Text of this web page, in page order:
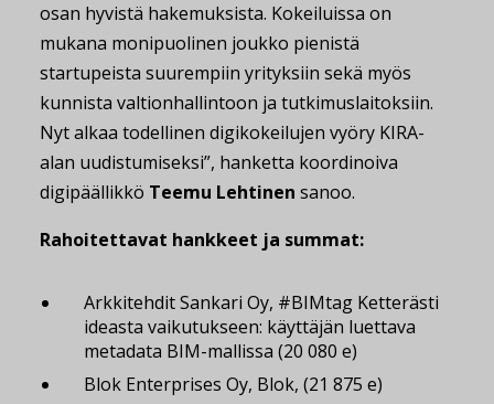
osan hyvistä hakemuksista. Kokeiluissa on
mukana monipuolinen joukko pienistä
startupeista suurempiin yrityksiin sekä myös
kunnista valtionhallintoon ja tutkimuslaitoksiin.
Nyt alkaa todellinen digikokeilujen vyöry KIRA-
alan uudistumiseksi”, hanketta koordinoiva
digipäällikkö Teemu Lehtinen sanoo.
Rahoitettavat hankkeet ja summat:
Arkkitehdit Sankari Oy, #BIMtag Ketterästi
ideasta vaikutukseen: käyttäjän luettava
metadata BIM-mallissa (20 080 e)
Blok Enterprises Oy, Blok, (21 875 e)